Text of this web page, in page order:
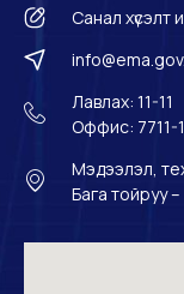
Санал хүсэлт
Лавлах: 11-11
Оффис: 7711-
Мэдээлэл,
Бага тойруу